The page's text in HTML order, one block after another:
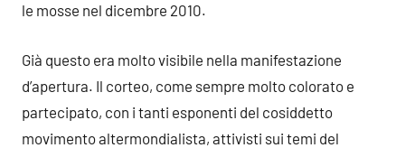
le mosse nel dicembre 2010.
Già questo era molto visibile nella manifestazione
d’apertura. Il corteo, come sempre molto colorato e
partecipato, con i tanti esponenti del cosiddetto
movimento altermondialista, attivisti sui temi del